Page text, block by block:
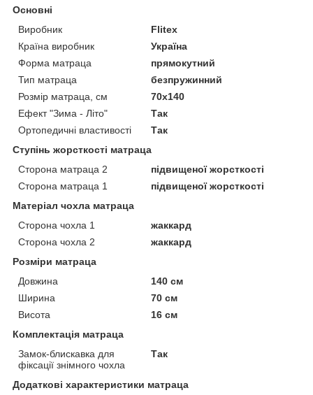
Основні
Виробник
Flitex
Країна виробник
Україна
Форма матраца
прямокутний
Тип матраца
безпружинний
Розмір матраца, см
70х140
Ефект "Зима - Літо"
Так
Ортопедичні властивості
Так
Ступінь жорсткості матраца
Сторона матраца 2
підвищеної жорсткості
Сторона матраца 1
підвищеної жорсткості
Матеріал чохла матраца
Сторона чохла 1
жаккард
Сторона чохла 2
жаккард
Розміри матраца
Довжина
140 см
Ширина
70 см
Висота
16 см
Комплектація матраца
Замок-блискавка для
фіксації знімного чохла
Так
Додаткові характеристики матраца